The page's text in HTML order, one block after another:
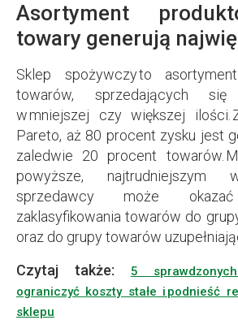
Asortyment
towary generują
Sklep spożywczy to
towarów, sprzedających
w mniejszej czy większej ilości.
Pareto, aż 80 procent zysku jest
zaledwie 20 procent towarów.
powyższe, najtrudniejszym
sprzedawcy może
zaklasyfikowania towarów do
oraz do grupy towarów
Czytaj także:
5
ograniczyć koszty stałe i podnieść
sklepu